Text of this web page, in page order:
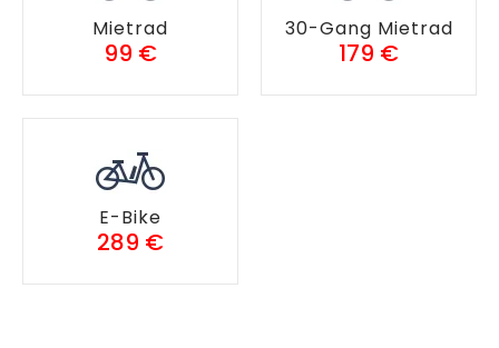
Mietrad
99 €
30-Gang Mietrad
179 €
E-Bike
289 €